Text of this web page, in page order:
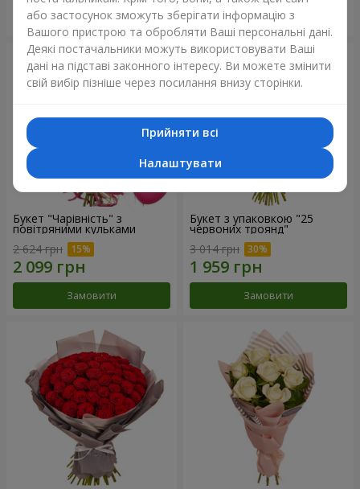
Замовити Замовити
Букет "Чарівність" з
повітряними кульками
2 624 грн
Замовити
Букет з упаковкою "25
червоних троянд"
3 014 грн
Замовити
або застосунок зможуть зберігати інформацію з
Вашого пристрою та обробляти Ваші персональні дані.
Деякі постачальники можуть використовувати Ваші
дані на підставі законного інтересу. Ви можете змінити
свій вибір пізніше через посилання внизу сторінки.
Прийняти всі
Налаштувати